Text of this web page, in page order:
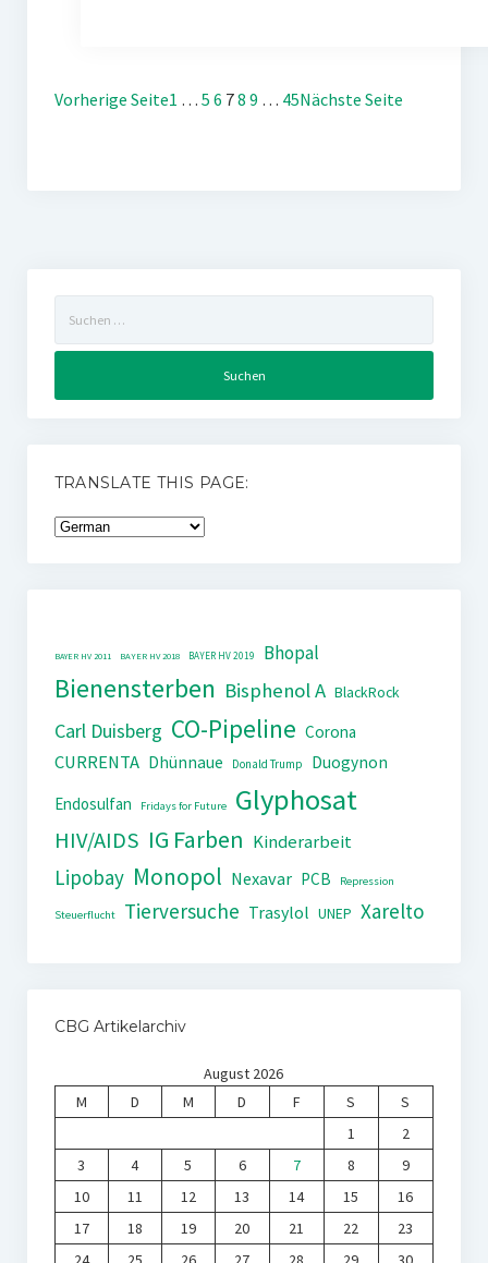
Vorherige Seite1 … 5 6 78 9 … 45Nächste Seite
nach:
TRANSLATE THIS PAGE:
BAYER HV 2011 BAYER HV 2018 BAYER HV 2019 Bhopal
Bienensterben Bisphenol A BlackRock
Carl Duisberg CO-Pipeline Corona
CURRENTA Dhünnaue Donald Trump
Duogynon
Endosulfan
Fridays for Future Glyphosat
HIV/AIDS IG Farben Kinderarbeit
Lipobay Monopol Nexavar PCB Repression
Steuerflucht Tierversuche Trasylol UNEP Xarelto
CBG Artikelarchiv
August 2026
M
D M D F S
S
1
2
3
4 5 6 7 8
9
10
11 12 13 14 15
16
17
18 19 20 21 22
23